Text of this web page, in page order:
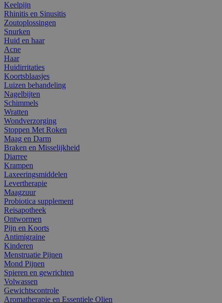
Keelpijn
Rhinitis en Sinusitis
Zoutoplossingen
Snurken
Huid en haar
Acne
Haar
Huidirritaties
Koortsblaasjes
Luizen behandeling
Nagelbijten
Schimmels
Wratten
Wondverzorging
Stoppen Met Roken
Maag en Darm
Braken en Misselijkheid
Diarree
Krampen
Laxeeringsmiddelen
Levertherapie
Maagzuur
Probiotica supplement
Reisapotheek
Ontwormen
Pijn en Koorts
Antimigraine
Kinderen
Menstruatie Pijnen
Mond Pijnen
Spieren en gewrichten
Volwassen
Gewichtscontrole
Aromatherapie en Essentiele Olien